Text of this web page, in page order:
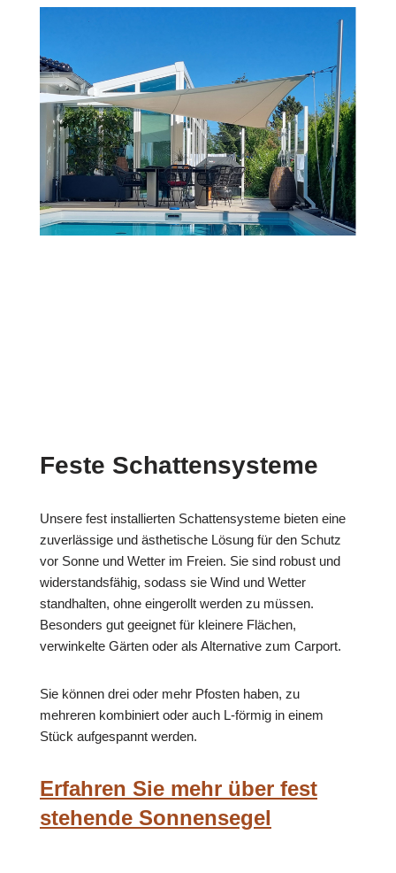
Feste Schattensysteme
Unsere fest installierten Schattensysteme bieten eine
zuverlässige und ästhetische Lösung für den Schutz
vor Sonne und Wetter im Freien. Sie sind robust und
widerstandsfähig, sodass sie Wind und Wetter
standhalten, ohne eingerollt werden zu müssen.
Besonders gut geeignet für kleinere Flächen,
verwinkelte Gärten oder als Alternative zum Carport.
Sie können drei oder mehr Pfosten haben, zu
mehreren kombiniert oder auch L-förmig in einem
Stück aufgespannt werden.
Erfahren Sie mehr über fest
stehende Sonnensegel